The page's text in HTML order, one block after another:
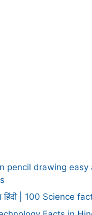
pencil drawing easy
हिंदी | 100 Science